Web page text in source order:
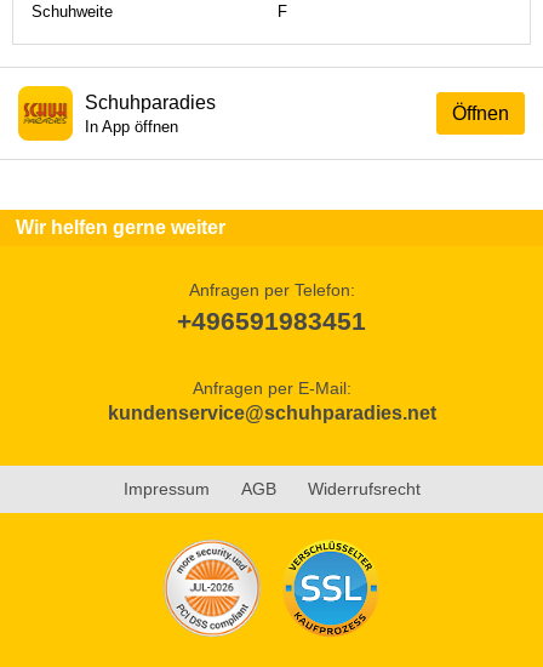
Schuhweite
F
Öffnen
Schuhparadies
In App öffnen
Wir helfen gerne weiter
Anfragen per Telefon:
+496591983451
Anfragen per E-Mail:
kundenservice@schuhparadies.net
Impressum AGB Widerrufsrecht